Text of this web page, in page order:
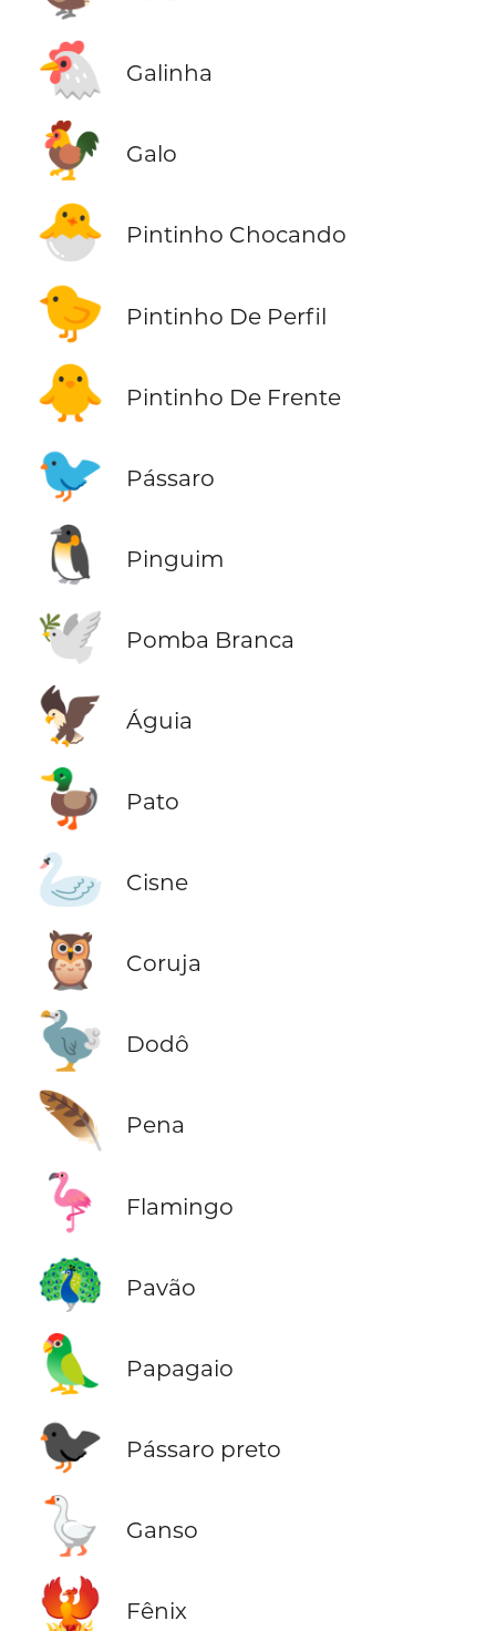
🐔 Galinha
🐓 Galo
🐣 Pintinho Chocando
🐤 Pintinho De Perfil
🐥 Pintinho De Frente
🐦 Pássaro
🐧 Pinguim
🕊️ Pomba Branca
🦅 Águia
🦆 Pato
🦢 Cisne
🦉 Coruja
🦤 Dodô
🪶 Pena
🦩 Flamingo
🦚 Pavão
🦜 Papagaio
🐦‍⬛ Pássaro preto
🪿 Ganso
🐦‍🔥 Fênix